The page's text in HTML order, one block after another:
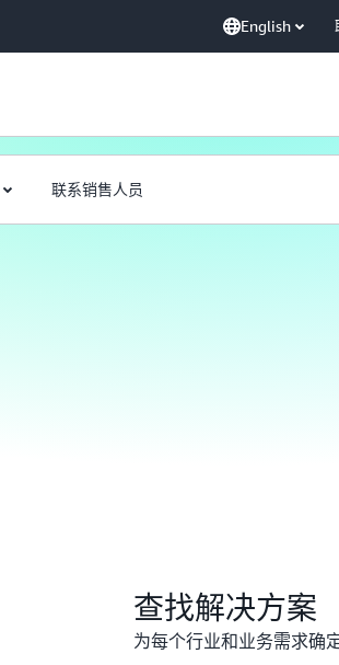
English
联系销售人员
查找解决方案
为每个行业和业务需求确